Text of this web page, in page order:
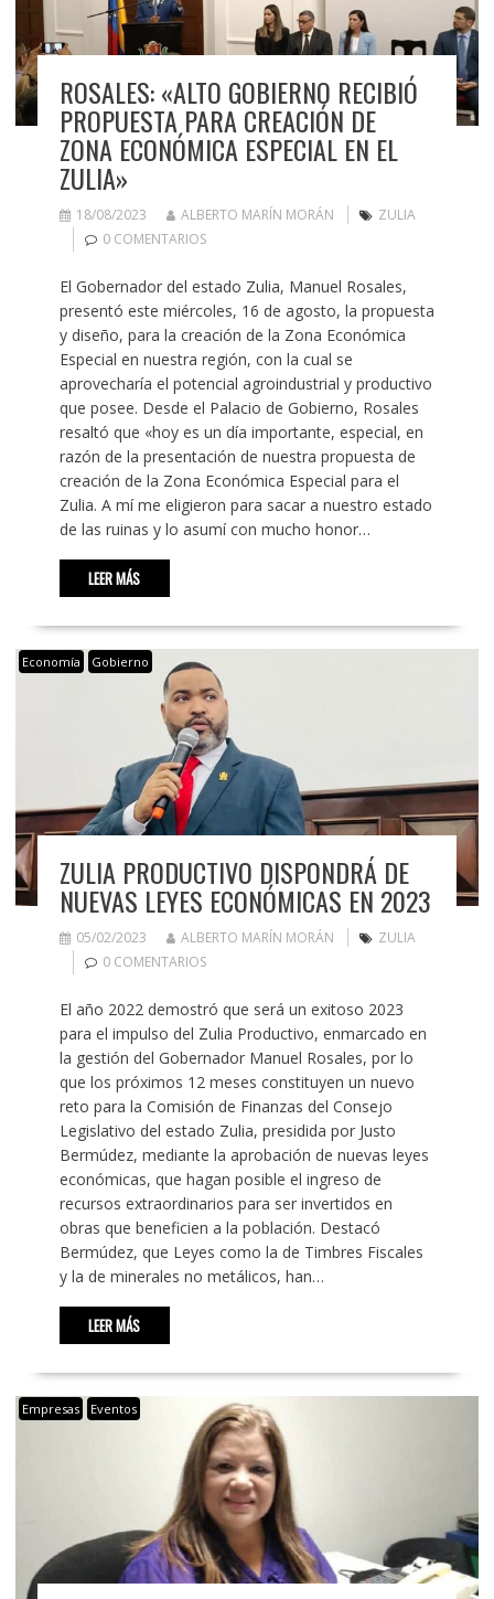
ROSALES: «ALTO GOBIERNO RECIBIÓ
PROPUESTA PARA CREACIÓN DE
ZONA ECONÓMICA ESPECIAL EN EL
ZULIA»
18/08/2023 ALBERTO MARÍN MORÁN
ZULIA
0 COMENTARIOS
El Gobernador del estado Zulia, Manuel Rosales,
presentó este miércoles, 16 de agosto, la propuesta
y diseño, para la creación de la Zona Económica
Especial en nuestra región, con la cual se
aprovecharía el potencial agroindustrial y productivo
que posee. Desde el Palacio de Gobierno, Rosales
resaltó que «hoy es un día importante, especial, en
razón de la presentación de nuestra propuesta de
creación de la Zona Económica Especial para el
Zulia. A mí me eligieron para sacar a nuestro estado
de las ruinas y lo asumí con mucho honor…
LEER MÁS
Economía Gobierno
ZULIA PRODUCTIVO DISPONDRÁ DE
NUEVAS LEYES ECONÓMICAS EN 2023
05/02/2023 ALBERTO MARÍN MORÁN
ZULIA
0 COMENTARIOS
El año 2022 demostró que será un exitoso 2023
para el impulso del Zulia Productivo, enmarcado en
la gestión del Gobernador Manuel Rosales, por lo
que los próximos 12 meses constituyen un nuevo
reto para la Comisión de Finanzas del Consejo
Legislativo del estado Zulia, presidida por Justo
Bermúdez, mediante la aprobación de nuevas leyes
económicas, que hagan posible el ingreso de
recursos extraordinarios para ser invertidos en
obras que beneficien a la población. Destacó
Bermúdez, que Leyes como la de Timbres Fiscales
y la de minerales no metálicos, han…
LEER MÁS
Empresas Eventos